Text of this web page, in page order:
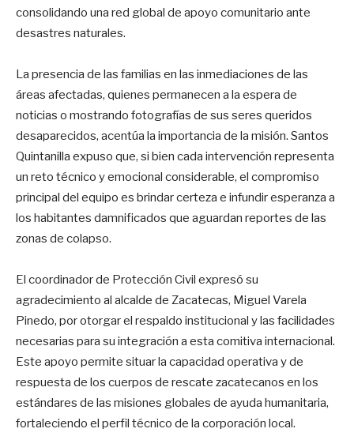
consolidando una red global de apoyo comunitario ante
desastres naturales.
La presencia de las familias en las inmediaciones de las
áreas afectadas, quienes permanecen a la espera de
noticias o mostrando fotografías de sus seres queridos
desaparecidos, acentúa la importancia de la misión. Santos
Quintanilla expuso que, si bien cada intervención representa
un reto técnico y emocional considerable, el compromiso
principal del equipo es brindar certeza e infundir esperanza a
los habitantes damnificados que aguardan reportes de las
zonas de colapso.
El coordinador de Protección Civil expresó su
agradecimiento al alcalde de Zacatecas, Miguel Varela
Pinedo, por otorgar el respaldo institucional y las facilidades
necesarias para su integración a esta comitiva internacional.
Este apoyo permite situar la capacidad operativa y de
respuesta de los cuerpos de rescate zacatecanos en los
estándares de las misiones globales de ayuda humanitaria,
fortaleciendo el perfil técnico de la corporación local.